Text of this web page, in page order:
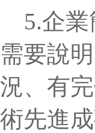
5.企業
需要說
況、有
術先進